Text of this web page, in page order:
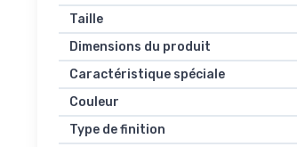
Taille
Dimensions du produit
Caractéristique spéciale
Couleur
Type de finition